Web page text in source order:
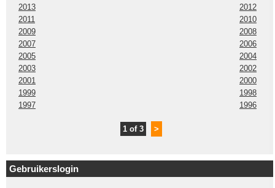
2013
2012
2011
2010
2009
2008
2007
2006
2005
2004
2003
2002
2001
2000
1999
1998
1997
1996
1 of 3 >
Gebruikerslogin